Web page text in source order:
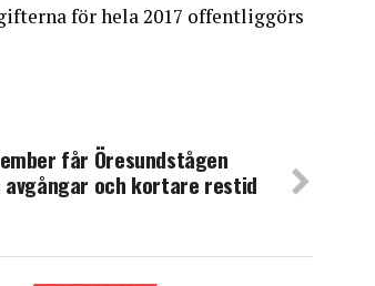
för hela 2017 offentliggörs
får Öresundstågen
och kortare restid